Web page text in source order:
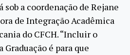
sob a coordenação de Rejane
de Integração Acadêmica
do CFCH. “Incluir o
é para que